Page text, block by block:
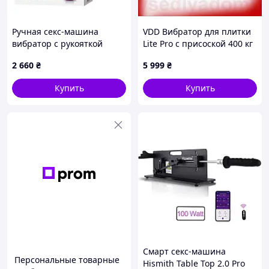
Ручная секс-машина
вибратор с рукояткой
2 660 ₴
Купить
VDD Вибратор для плитки
Lite Pro с присоской 400 кг
укладчик Присоска для
плитки VDD11-S
5 999 ₴
Купить
Персональные товарные
Смарт секс-машина
Hismith Table Top 2.0 Pro